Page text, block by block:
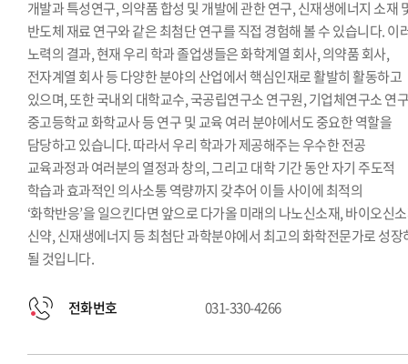
개발과 특성연구, 의약품 합성 및 개발에 관한 연구, 신재생에너지 소재
반도체 재료 연구와 같은 최첨단 연구를 직접 경험해 볼 수 있습니다. 이
노력의 결과, 현재 우리 학과 졸업생들은 화학계열 회사, 의약품 회사,
전자계열 회사 등 다양한 분야의 산업에서 핵심인재로 활발히 활동하고
있으며, 또한 국내외 대학교수, 국공립연구소 연구원, 기업체연구소 연
중고등학교 화학교사 등 연구 및 교육 여러 분야에서도 중요한 역할을
담당하고 있습니다. 따라서 우리 학과가 제공해주는 우수한 전공
교육과정과 여러분의 열정과 창의, 그리고 대학 기간 동안 자기 주도적
학습과 효과적인 의사소통 역량까지 갖추어 이들 사이에 최적의
‘화학반응’을 일으킨다면 앞으로 다가올 미래의 나노신소재, 바이오신
신약, 신재생에너지 등 최첨단 과학분야에서 최고의 화학전문가로 성장
될 것입니다.
전화번호 031-330-4266